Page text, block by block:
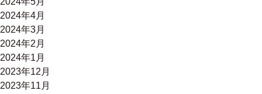
2024年4月
2024年3月
2024年2月
2024年1月
2023年12月
2023年11月